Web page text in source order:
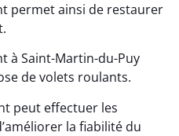
permet ainsi de restaurer
à Saint-Martin-du-Puy
de volets roulants.
peut effectuer les
la fiabilité du